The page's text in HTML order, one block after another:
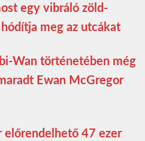
egy vibráló zöld-
meg az utcákat
Wan történetében még
Ewan McGregor
előrendelhető 47 ezer